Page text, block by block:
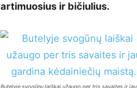
artimuosius ir bičiulius.
Butelyje svogūnų laiškai užaugo per tris savaites ir jau